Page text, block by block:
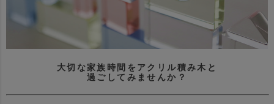
大切な家族時間をアクリル積み木と
過ごしてみませんか？